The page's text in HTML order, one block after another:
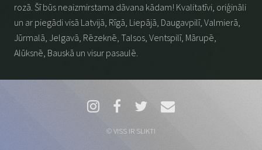
rozā. Šī būs neaizmirstama dāvana kādam! Kvalitatīvi, oriģināli
un ar piegādi visā Latvijā, Rīgā, Liepājā, Daugavpilī, Valmierā,
Jūrmalā, Jelgavā, Rēzeknē, Talsos, Ventspilī, Mārupē,
Alūksnē, Bauskā un visur pasaulē.
© VISS IR SLIKTI